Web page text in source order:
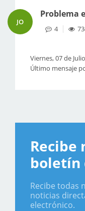
JO
Problema
4
Viernes, 07 de
Último mensaje
Recibe
boletín
Recibe todas
noticias
electrónico.